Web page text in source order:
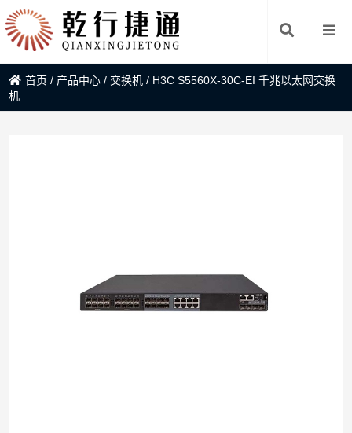
首页 / 产品中心 / 交换机 / H3C S5560X-30C-EI 千兆以太网交换
机